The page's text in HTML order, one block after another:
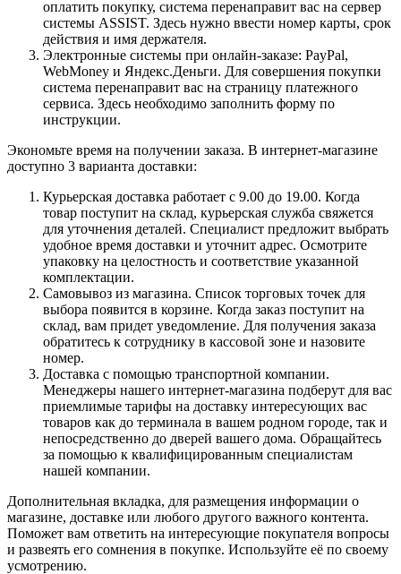
оплатить покупку, система перенаправит вас на сервер
системы ASSIST. Здесь нужно ввести номер карты, срок
действия и имя держателя.
Электронные системы при онлайн-заказе: PayPal,
WebMoney и Яндекс.Деньги. Для совершения покупки
система перенаправит вас на страницу платежного
сервиса. Здесь необходимо заполнить форму по
инструкции.
Экономьте время на получении заказа. В интернет-магазине
доступно 3 варианта доставки:
Курьерская доставка работает с 9.00 до 19.00. Когда
товар поступит на склад, курьерская служба свяжется
для уточнения деталей. Специалист предложит выбрать
удобное время доставки и уточнит адрес. Осмотрите
упаковку на целостность и соответствие указанной
комплектации.
Самовывоз из магазина. Список торговых точек для
выбора появится в корзине. Когда заказ поступит на
склад, вам придет уведомление. Для получения заказа
обратитесь к сотруднику в кассовой зоне и назовите
номер.
Доставка с помощью транспортной компании.
Менеджеры нашего интернет-магазина подберут для вас
приемлимые тарифы на доставку интересующих вас
товаров как до терминала в вашем родном городе, так и
непосредственно до дверей вашего дома. Обращайтесь
за помощью к квалифицированным специалистам
нашей компании.
Дополнительная вкладка, для размещения информации о
магазине, доставке или любого другого важного контента.
Поможет вам ответить на интересующие покупателя вопросы
и развеять его сомнения в покупке. Используйте её по своему
усмотрению.